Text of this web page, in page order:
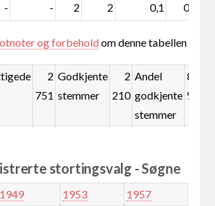
- - 2 2 0,1 0,1
og forbeholdom denne tabellen
2
751
Godkjente
stemmer
2
210
Andel
godkjente
stemmer
80,3
%
stortingsvalg - Søgne
1949 1953
1957